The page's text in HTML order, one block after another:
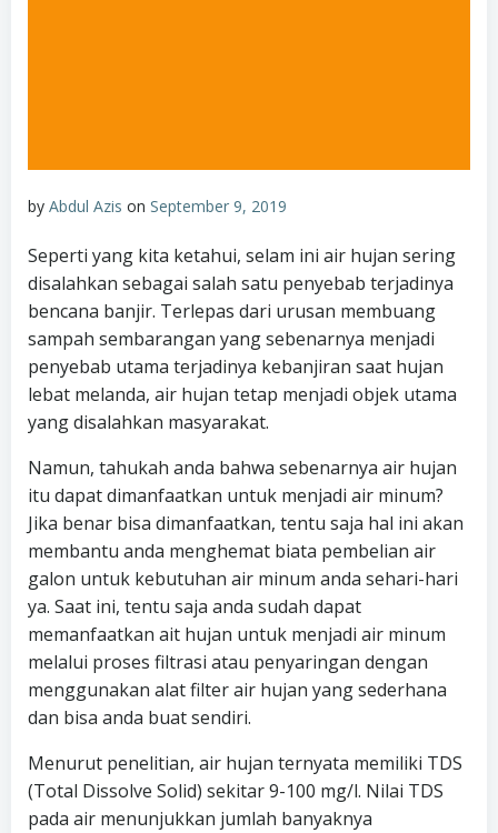
by Abdul Azis on September 9, 2019
Seperti yang kita ketahui, selam ini air hujan sering
disalahkan sebagai salah satu penyebab terjadinya
bencana banjir. Terlepas dari urusan membuang
sampah sembarangan yang sebenarnya menjadi
penyebab utama terjadinya kebanjiran saat hujan
lebat melanda, air hujan tetap menjadi objek utama
yang disalahkan masyarakat.
Namun, tahukah anda bahwa sebenarnya air hujan
itu dapat dimanfaatkan untuk menjadi air minum?
Jika benar bisa dimanfaatkan, tentu saja hal ini akan
membantu anda menghemat biata pembelian air
galon untuk kebutuhan air minum anda sehari-hari
ya. Saat ini, tentu saja anda sudah dapat
memanfaatkan ait hujan untuk menjadi air minum
melalui proses filtrasi atau penyaringan dengan
menggunakan alat filter air hujan yang sederhana
dan bisa anda buat sendiri.
Menurut penelitian, air hujan ternyata memiliki TDS
(Total Dissolve Solid) sekitar 9-100 mg/l. Nilai TDS
pada air menunjukkan jumlah banyaknya